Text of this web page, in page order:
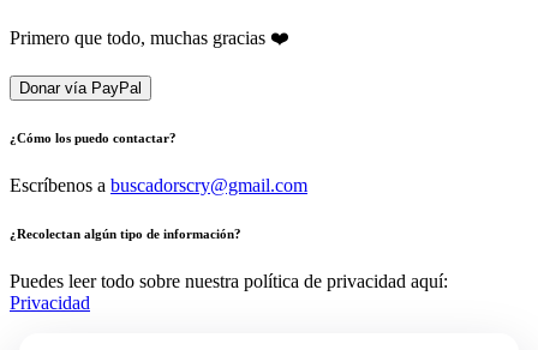
Primero que todo, muchas gracias ❤️
Donar vía PayPal
¿Cómo los puedo contactar?
Escríbenos a buscadorscry@gmail.com
¿Recolectan algún tipo de información?
Puedes leer todo sobre nuestra política de privacidad aquí:
Privacidad